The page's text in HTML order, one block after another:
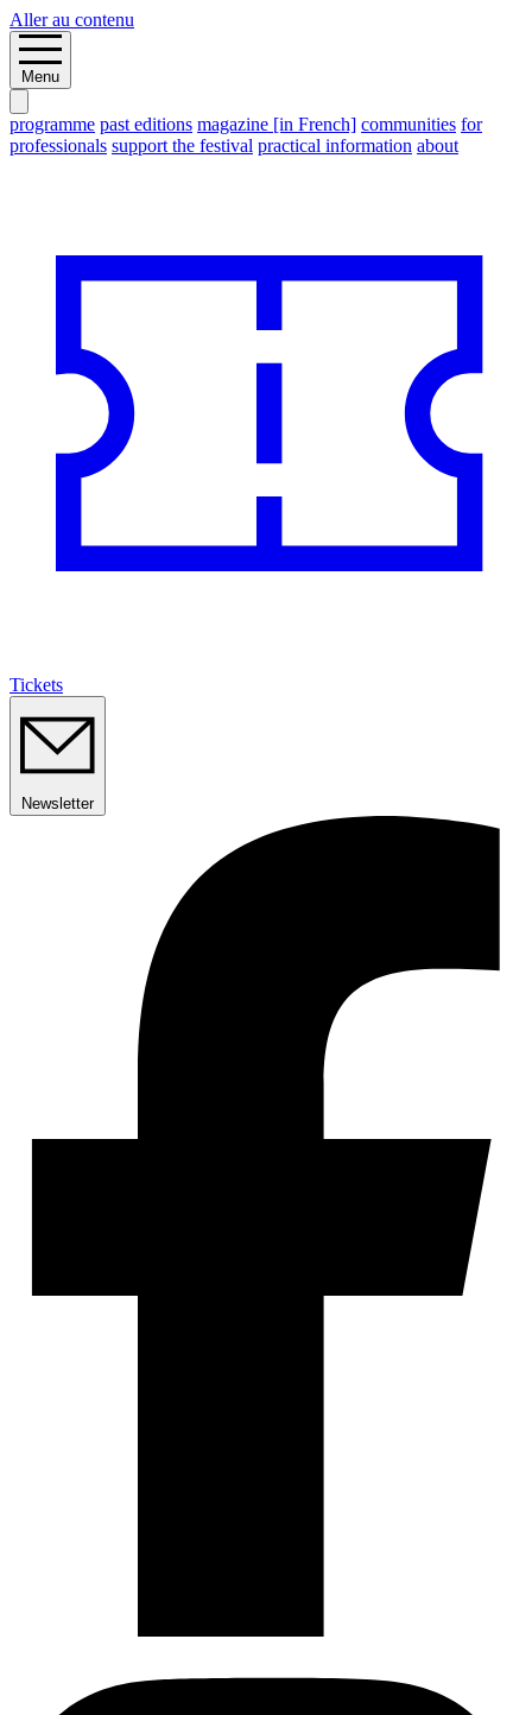
Aller au contenu
Menu
programme past editions magazine [in French] communities for
professionals support the festival practical information about
Tickets
Newsletter